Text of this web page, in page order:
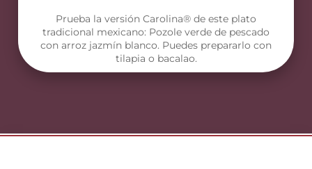
Prueba la versión Carolina® de este plato
tradicional mexicano: Pozole verde de pescado
con arroz jazmín blanco. Puedes prepararlo con
tilapia o bacalao.